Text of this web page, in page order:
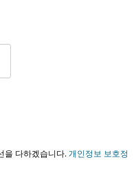
을 다하겠습니다.개인정보 보호정